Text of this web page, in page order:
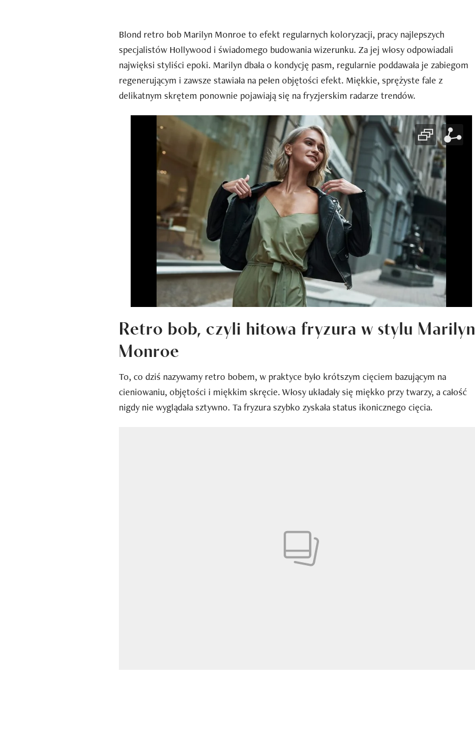
Blond retro bob Marilyn Monroe to efekt regularnych koloryzacji, pracy najlepszych
specjalistów Hollywood i świadomego budowania wizerunku. Za jej włosy odpowiadali
najwięksi styliści epoki. Marilyn dbała o kondycję pasm, regularnie poddawała je zabiegom
regenerującym i zawsze stawiała na pełen objętości efekt. Miękkie, sprężyste fale z
delikatnym skrętem ponownie pojawiają się na fryzjerskim radarze trendów.
Retro bob, czyli hitowa fryzura w stylu Marilyn
Monroe
To, co dziś nazywamy retro bobem, w praktyce było krótszym cięciem bazującym na
cieniowaniu, objętości i miękkim skręcie. Włosy układały się miękko przy twarzy, a całość
nigdy nie wyglądała sztywno. Ta fryzura szybko zyskała status ikonicznego cięcia.